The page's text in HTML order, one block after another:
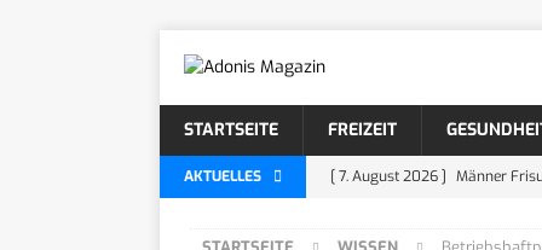
STARTSEITE FREIZEIT
AKTUELLES [ 7. August 2026 ] Männer